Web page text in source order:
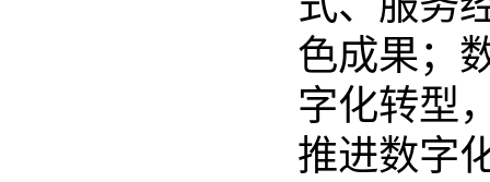
色成果；
字化转型
推进数字